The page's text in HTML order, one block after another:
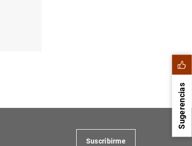
Sugerencias
Suscribirme